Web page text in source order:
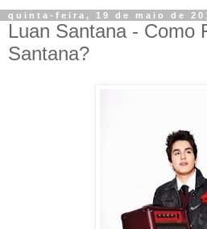
quinta-feira, 19 de maio de
Luan Santana - Como
Santana?